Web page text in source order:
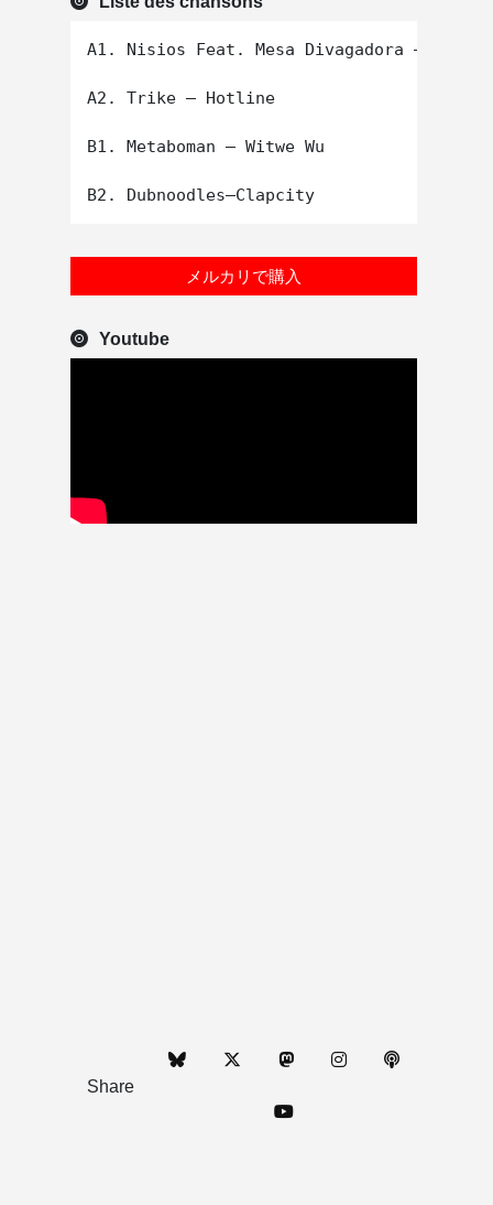
A1. Nisios Feat. Mesa Divagadora –
A2. Trike – Hotline
B1. Metaboman – Witwe Wu
メルカリで購入
Youtube
Share